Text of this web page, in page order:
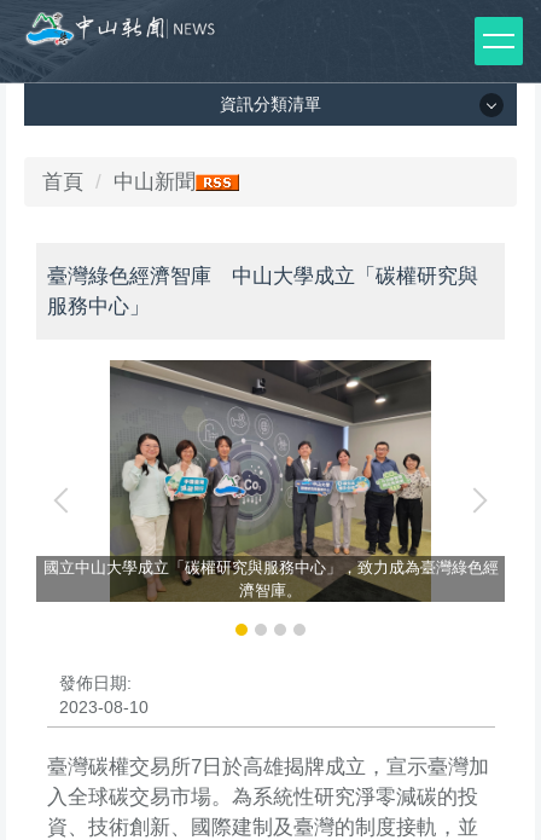
到
主
資訊分類清單
資訊分類清單
媒體報導
首頁 中山新聞
臺灣綠色經濟智庫 中山大學成立「碳權研究與
服務中心」
國立中山大學成立「碳權研究與服務中心」，致力成為臺灣綠色經
濟智庫。
發佈日期:
2023-08-10
臺灣碳權交易所7日於高雄揭牌成立，宣示臺灣加
入全球碳交易市場。為系統性研究淨零減碳的投
資、技術創新、國際建制及臺灣的制度接軌，並